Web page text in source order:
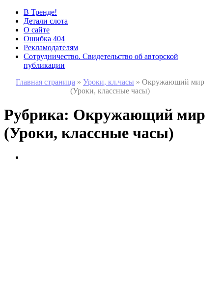
В Тренде!
Детали слота
О сайте
Ошибка 404
Рекламодателям
Сотрудничество. Свидетельство об авторской
публикации
Главная страница » Уроки, кл.часы » Окружающий мир
(Уроки, классные часы)
Рубрика: Окружающий мир
(Уроки, классные часы)